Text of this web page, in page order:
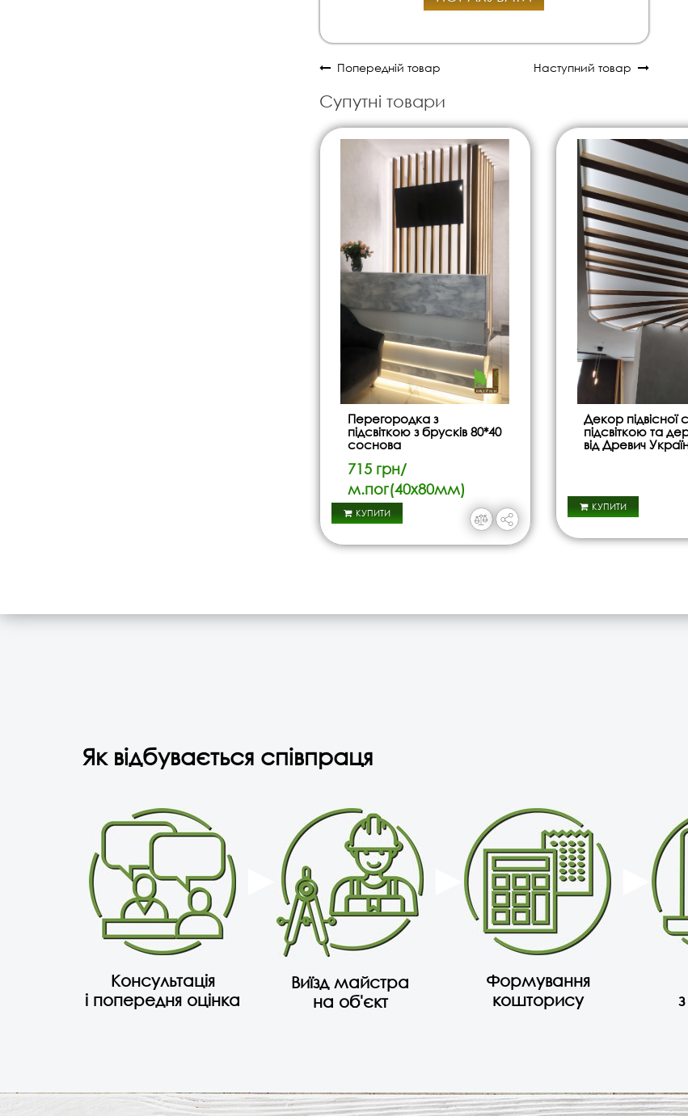
Попередній товар Наступний товар
Супутні товари
Перегородка з
підсвіткою з брусків 80*40
соснова
715 грн/
м.пог(40х80мм)
КУПИТИ
Декор підвісної
підсвіткою та
від Древич
КУПИТИ
Як відбувається співпраця
Консультація
і попередня оцінка
Виїзд майстра
на об'єкт
Формування
кошторису